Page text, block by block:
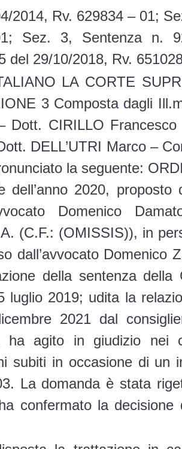
2014, Rv. 629834 – 01;
Sez. 3, Sentenza n.
del 29/10/2018, Rv.
LA CORTE
3 Composta dagli
Dott. CIRILLO
DELL’UTRI Marco –
la seguente:
2020, proposto
Domenico
(C.F.: (OMISSIS)), in
dall’avvocato Domenico
della sentenza della
luglio 2019; udita la
2021 dal
ha agito in giudizio nei
subiti in occasione di un
La domanda è stata
confermato la decisione